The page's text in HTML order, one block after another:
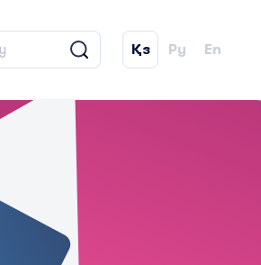
Қз Ру En